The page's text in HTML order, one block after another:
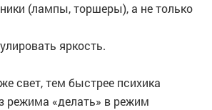
(лампы, торшеры), а не только
яркость.
свет, тем быстрее психика
режима «делать» в режим